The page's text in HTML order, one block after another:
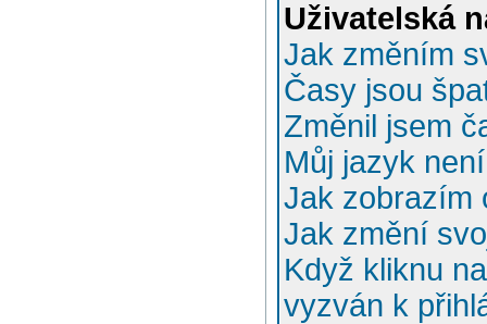
Uživatelská
Jak změním
Časy jsou
Změnil jsem
Můj jazyk
Jak zobrazím
Jak změní
Když kliknu
vyzván k